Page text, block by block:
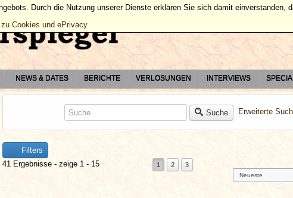
NEWS & DATES BERICHTE VERLOSUNGEN INTERVIEWS
Suche Erweiterte
Filters
41 Ergebnisse - zeige 1 - 15
1 2 3
Durch die Nutzung unserer Dienste erklären Sie sich damit einverstanden,
Cookies und ePrivacy